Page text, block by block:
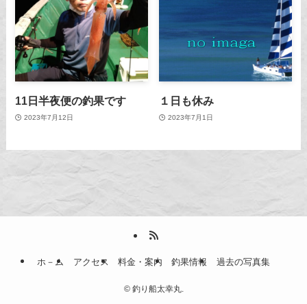
11日半夜便の釣果です
2023年7月12日
１日も休み
2023年7月1日
ホ－ム アクセス 料金・案内 釣果情報 過去の写真集
©釣り船太幸丸.